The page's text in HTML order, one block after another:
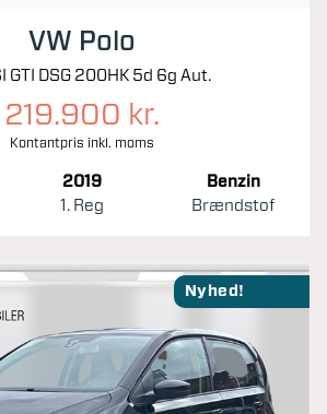
VW Polo
GTI DSG 200HK 5d 6g Aut.
219.900 kr.
Kontantpris inkl. moms
2019
1. Reg
Benzin
Brændstof
Nyhed!